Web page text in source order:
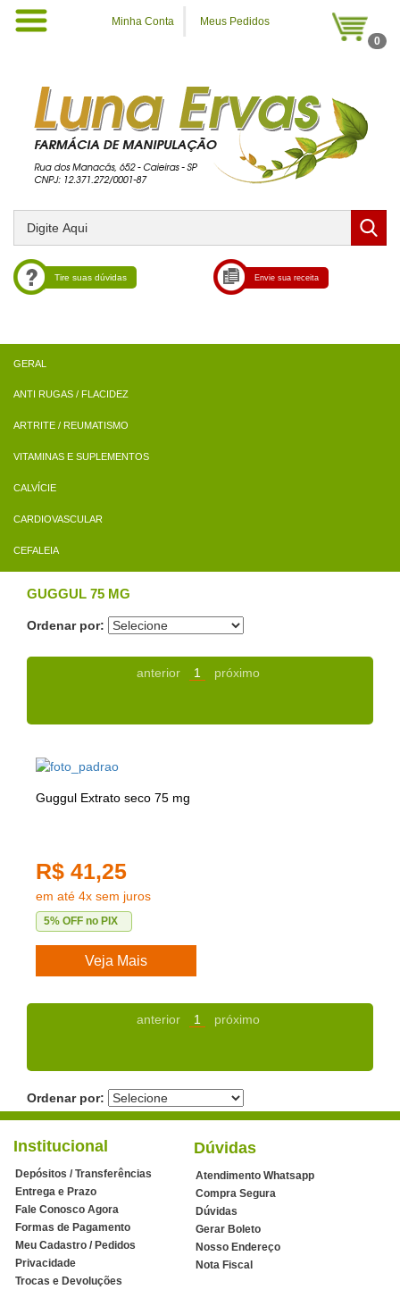
Minha Conta
Meus Pedidos
0
Tire suas dúvidas Envie sua receita
ANTI RUGAS / FLACIDEZ
ARTRITE / REUMATISMO
VITAMINAS E SUPLEMENTOS
CALVÍCIE
CARDIOVASCULAR
CEFALEIA
GUGGUL 75 MG
Ordenar por:
anterior 1 próximo
Guggul Extrato seco 75 mg
R$ 41,25
em até 4x sem juros
5% OFF no PIX
Veja Mais
anterior 1 próximo
Ordenar por:
Institucional
Depósitos / Transferências
Entrega e Prazo
Fale Conosco Agora
Formas de Pagamento
Meu Cadastro / Pedidos
Privacidade
Trocas e Devoluções
Dúvidas
Atendimento Whatsapp
Compra Segura
Dúvidas
Gerar Boleto
Nosso Endereço
Nota Fiscal